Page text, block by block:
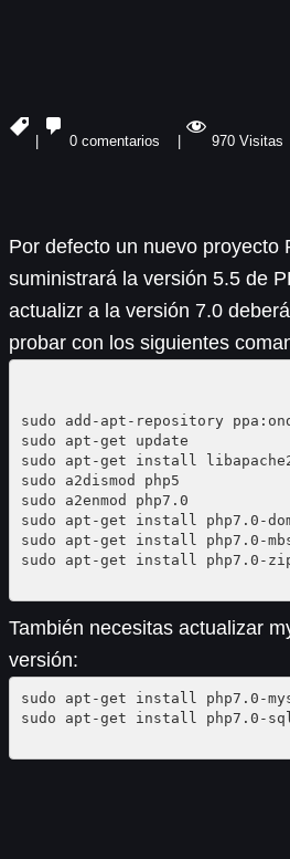
0 comentarios | 970
Por defecto un nuevo proyecto
suministrará la versión 5.5 de
actualizr a la versión 7.0
probar con los siguientes
sudo add-apt-repository
sudo apt-get update
sudo apt-get install
sudo a2dismod php5
sudo a2enmod php7.0
sudo apt-get install php7.0-
sudo apt-get install php7.0-
sudo apt-get install php7.0-
También necesitas actualizar
versión:
sudo apt-get install php7.0-
sudo apt-get install php7.0-